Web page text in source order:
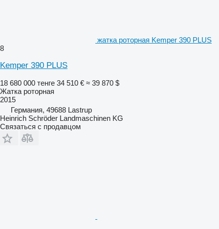
жатка роторная Kemper 390 PLUS
8
Kemper 390 PLUS
18 680 000 тенге 34 510 € ≈ 39 870 $
Жатка роторная
2015
Германия, 49688 Lastrup
Heinrich Schröder Landmaschinen KG
Связаться с продавцом